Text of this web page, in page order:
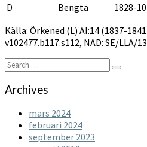
D
Bengta
1828-
Källa: Örkened (L) AI:14 (1837-
v102477.b117.s112, NAD: SE/LLA/
Search
for:
Search
Archives
mars 2024
februari 2024
september 2023